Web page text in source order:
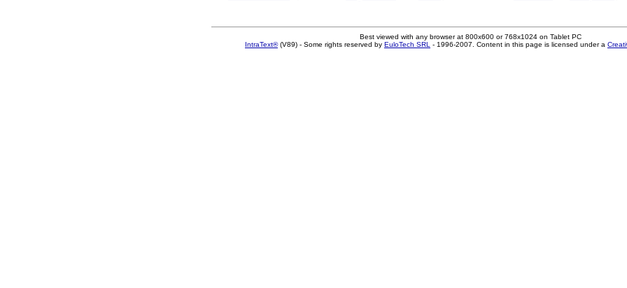
Best viewed with any browser at 800x600 or 768x1024 on Tablet PC
IntraText®(V89) - Some rights reserved by EuloTech SRL - 1996-2007. Content in this page is licensed under a